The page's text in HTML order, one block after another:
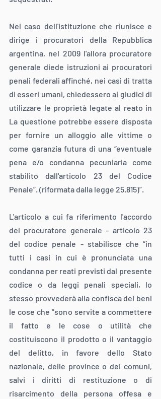
Nel caso dell'istituzione che riunisce e
dirige i procuratori della Repubblica
argentina, nel 2009 l'allora procuratore
generale diede istruzioni ai procuratori
penali federali affinché, nei casi di tratta
di esseri umani, chiedessero ai giudici di
utilizzare le proprietà legate al reato in
La questione potrebbe essere disposta
per fornire un alloggio alle vittime o
come garanzia futura di una “eventuale
pena e/o condanna pecuniaria come
stabilito dall'articolo 23 del Codice
Penale”. (riformata dalla legge 25.815)”.
L'articolo a cui fa riferimento l'accordo
del procuratore generale - articolo 23
del codice penale - stabilisce che “in
tutti i casi in cui è pronunciata una
condanna per reati previsti dal presente
codice o da leggi penali speciali, lo
stesso provvederà alla confisca dei beni
le cose che "sono servite a commettere
il fatto e le cose o utilità che
costituiscono il prodotto o il vantaggio
del delitto, in favore dello Stato
nazionale, delle province o dei comuni,
salvi i diritti di restituzione o di
risarcimento della persona offesa e